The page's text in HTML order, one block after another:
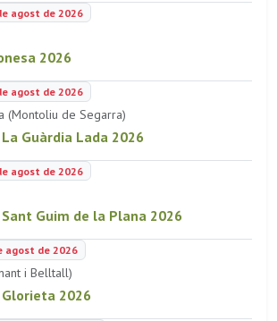
agost de 2026
2026
agost de 2026
(Montoliu de Segarra)
Guàrdia Lada 2026
agost de 2026
Guim de la Plana 2026
agost de 2026
i Belltall)
2026